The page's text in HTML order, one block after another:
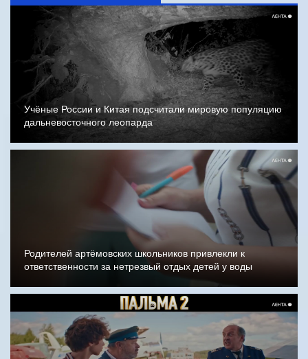
Учёные России и Китая подсчитали мировую популяцию
дальневосточного леопарда
Родителей артёмовских школьников привлекли к
ответственности за нетрезвый отдых детей у воды